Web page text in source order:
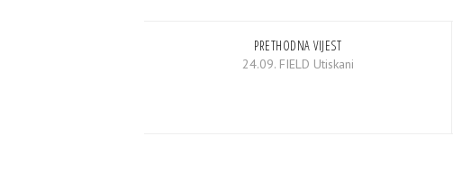
PRETHODNA VIJEST
24.09. FIELD Utiskani